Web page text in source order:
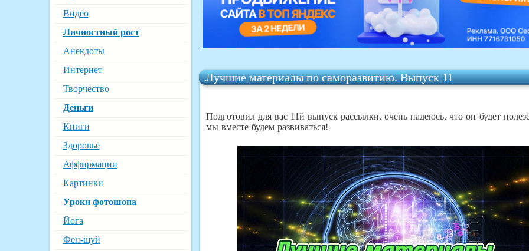
Видео
Личностный рост
Анекдоты
Интернет
Творчество
Деньги
Книги
Здоровье
Аффирмации
Картинки
Уроки фотошопа
Йога
Фен-шуй
Лучшие материалы по саморазвитию. Выпуск 11
Подготовил для вас 11й выпуск рассылки, очень надеюсь, что он будет
мы вместе будем развиваться!